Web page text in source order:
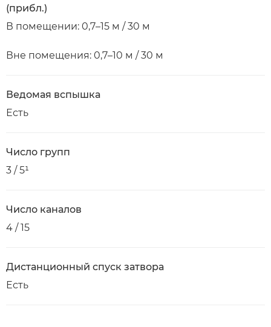
(прибл.)
В помещении: 0,7–15 м / 30 м
Вне помещения: 0,7–10 м / 30 м
Ведомая вспышка
Есть
Число групп
3 / 5¹
Число каналов
4 / 15
Дистанционный спуск затвора
Есть